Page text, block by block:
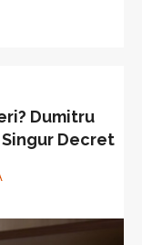
Dumitru
Decret